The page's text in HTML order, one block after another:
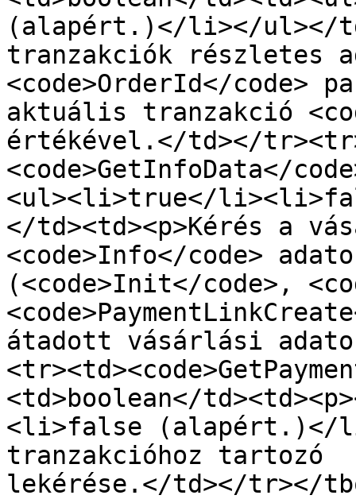
(alapért.)</li></ul></
tranzakciók részletes
<code>OrderId</code>
aktuális tranzakció
értékével.</td></
<code>GetInfoData</
<ul><li>true</
</td><td><p>Kérés a
<code>Info</code>
(<code>Init</code>,
átadott vásárlási
<td>boolean</
<li>false (alapért.)</
tranzakcióhoz tartozó
lekérése.</td></tr></